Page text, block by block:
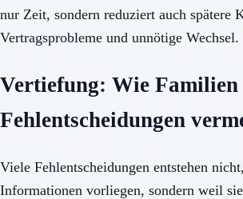
nur Zeit, sondern reduziert auch spätere
Vertragsprobleme und unnötige Wechsel.
Vertiefung: Wie
Fehlentscheidungen
Viele Fehlentscheidungen entstehen
Informationen vorliegen, sondern weil